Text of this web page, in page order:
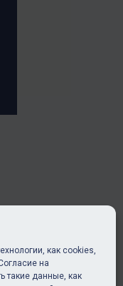
как cookies,
на
такие данные, как